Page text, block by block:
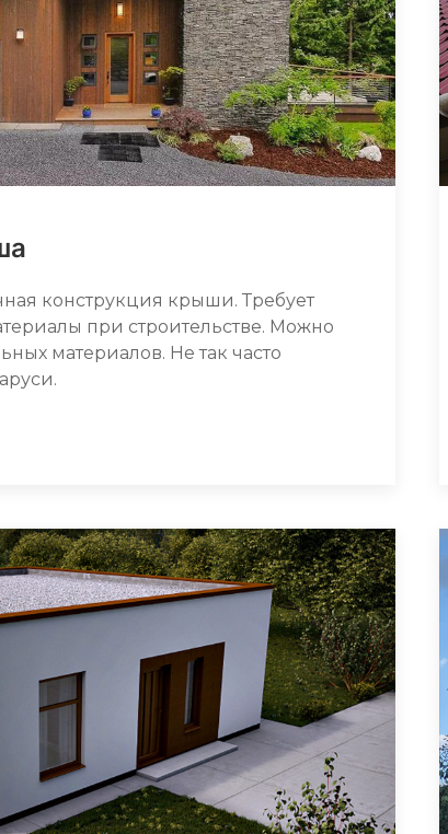
конструкция крыши. Требует
при строительстве. Можно
материалов. Не так часто